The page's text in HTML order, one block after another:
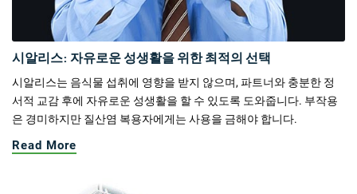
시알리스: 자유로운 성생활을 위한 최적의 선택
시알리스는 음식물 섭취에 영향을 받지 않으며, 파트너와 충분한 정
서적 교감 후에 자유로운 성생활을 할 수 있도록 도와줍니다. 부작용
은 경미하지만 질산염 복용자에게는 사용을 금해야 합니다.
Read More